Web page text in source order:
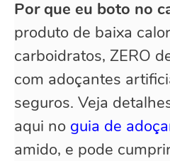
Por que eu boto no
produto de baixa
carboidratos, ZERO
com adoçantes
seguros. Veja
aqui no guia de
amido, e pode